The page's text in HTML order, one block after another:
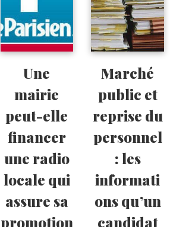
Une
mairie
peut-elle
financer
une radio
locale qui
assure sa
promotion
Marché
public et
reprise du
personnel
: les
informati
ons qu’un
candidat